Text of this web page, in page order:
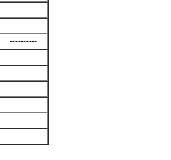
----------